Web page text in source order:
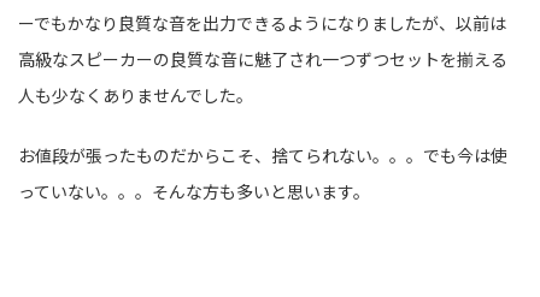
ーでもかなり良質な音を出力できるようになりましたが、以前は
高級なスピーカーの良質な音に魅了され一つずつセットを揃える
人も少なくありませんでした。
お値段が張ったものだからこそ、捨てられない。。。でも今は使
っていない。。。そんな方も多いと思います。